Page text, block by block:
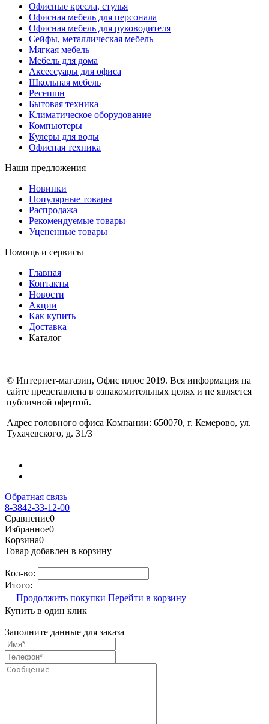
Офисные кресла, стулья
Офисная мебель для персонала
Офисная мебель для руководителя
Сейфы, металлическая мебель
Мягкая мебель
Мебель для дома
Аксессуары для офиса
Школьная мебель
Ресепшн
Бытовая техника
Климатическое оборудование
Компьютеры
Кулеры для воды
Офисная техника
Наши предложения
Новинки
Популярные товары
Распродажа
Рекомендуемые товары
Уцененные товары
Помощь и сервисы
Главная
Контакты
Новости
Акции
Как купить
Доставка
Каталог
© Интернет-магазин, Офис плюс 2019. Вся информация на
сайте представлена в ознакомительных целях и не является
публичной офертой.
Адрес головного офиса Компании: 650070, г. Кемерово, ул.
Тухачевского, д. 31/3
Обратная связь
8-3842-33-12-00
Сравнение0
Избранное0
Корзина0
Товар добавлен в корзину
Кол-во:
Итого:
Продолжить покупки Перейти в корзину
Купить в один клик
Заполните данные для заказа